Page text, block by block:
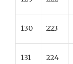
130 223
131 224